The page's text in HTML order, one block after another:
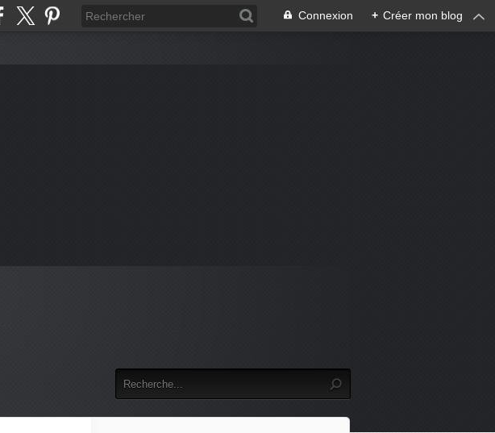
Connexion + Créer mon blog